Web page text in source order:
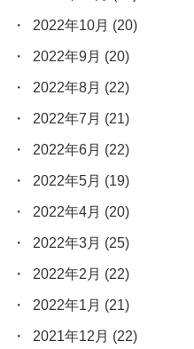
2022年10月 (20)
2022年9月 (20)
2022年8月 (22)
2022年7月 (21)
2022年6月 (22)
2022年5月 (19)
2022年4月 (20)
2022年3月 (25)
2022年2月 (22)
2022年1月 (21)
2021年12月 (22)